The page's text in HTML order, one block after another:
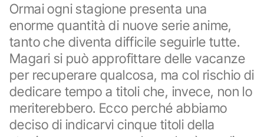
Ormai ogni stagione presenta una
enorme quantità di nuove serie anime,
tanto che diventa difficile seguirle tutte.
Magari si può approfittare delle vacanze
per recuperare qualcosa, ma col rischio di
dedicare tempo a titoli che, invece, non lo
meriterebbero. Ecco perché abbiamo
deciso di indicarvi cinque titoli della